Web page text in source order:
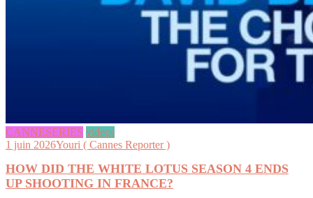
CANNESERIES videos
1 juin 2026Youri ( Cannes Reporter )
HOW DID THE WHITE LOTUS SEASON 4 ENDS
UP SHOOTING IN FRANCE?